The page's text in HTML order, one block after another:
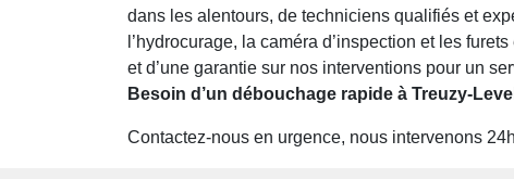
dans les alentours, de techniciens qualifiés et
l’hydrocurage, la caméra d’inspection et les
et d’une garantie sur nos interventions pour un
Besoin d’un débouchage rapide à Treuzy-
Contactez-nous en urgence, nous intervenons